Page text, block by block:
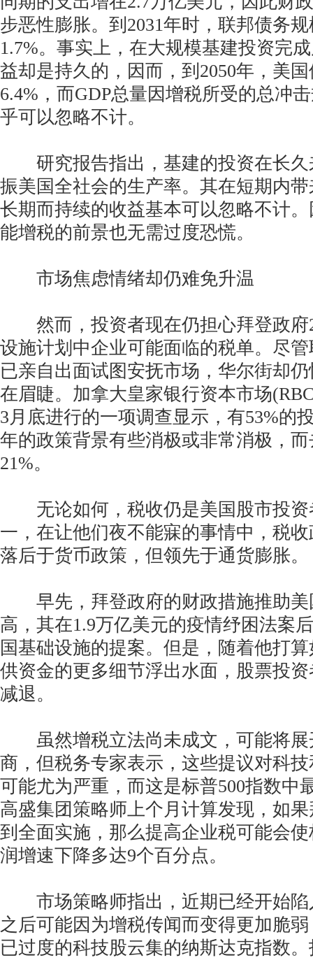
步恶性膨胀。到2031年时，联邦债务
1.7%。事实上，在大规模基建投资完
益却是持久的，因而，到2050年，美
6.4%，而GDP总量因增税所受的总冲
乎可以忽略不计。
研究报告指出，基建的投资在长久
振美国全社会的生产率。其在短期内
长期而持续的收益基本可以忽略不计
能增税的前景也无需过度恐慌。
市场焦虑情绪却仍难免升温
然而，投资者现在仍担心拜登政府
设施计划中企业可能面临的税单。尽
已亲自出面试图安抚市场，华尔街却
在眉睫。加拿大皇家银行资本市场
3月底进行的一项调查显示，有53%的
年的政策背景有些消极或非常消极，
21%。
无论如何，税收仍是美国股市投资
一，在让他们夜不能寐的事情中，税
落后于货币政策，但领先于通货膨胀。
早先，拜登政府的财政措施推助美
高，其在1.9万亿美元的疫情纾困法案
国基础设施的提案。但是，随着他打
供资金的更多细节浮出水面，股票投
减退。
虽然增税立法尚未成文，可能将展
商，但税务专家表示，这些提议对科
可能尤为严重，而这是标普500指数中
高盛集团策略师上个月计算发现，如
到全面实施，那么提高企业税可能会
润增速下降多达9个百分点。
市场策略师指出，近期已经开始陷
之后可能因为增税传闻而变得更加脆
已过度的科技股云集的纳斯达克指数